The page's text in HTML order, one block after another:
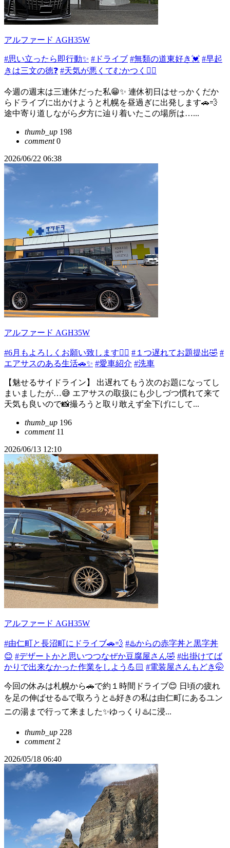
アルファード AGH35W
#思い立ったら即行動✨ #ドライブ #無類の道東好き💓 #早起
きは三文の徳❓ #天気が悪くてむかつく😮‍💨
今週の週末は三連休だった私😁✨ 連休初日はせっかくだか
らドライブに出かけようと札幌を昼過ぎに出発します🚗💨
途中寄り道しながら夕方に辿り着いたこの場所は…...
thumb_up 198
comment0
2026/06/22 06:38
アルファード AGH35W
#6月もよろしくお願い致します🙇‍♂️ #１つ遅れてお題提出🤣 #
エアサスのある生活🚗✨ #愛車紹介 #洗車
【魅せるサイドライン】 出遅れてもう次のお題になってし
まいましたが…😅 エアサスの取扱にも少しづつ慣れて来て
天気も良いので📸撮ろうと取り敢えず全下げにして...
thumb_up 196
comment11
2026/06/13 12:10
アルファード AGH35W
#由仁町と長沼町にドライブ🚗💨 #♨️からの赤字丼と黒字丼
😊 #デザートかと思いつつなぜか豆腐屋さん🤣 #出掛けてば
かりで出来なかった作業をしよう💪🏻 #電装屋さんもどき🤭
今回の休みは札幌から🚗で約１時間ドライブ😊 日頃の疲れ
を足の伸ばせる♨️で取ろうと♨️好きの私は由仁町にあるユン
ニの湯まで行って来ました✨ゆっくり♨️に浸...
thumb_up 228
comment2
2026/05/18 06:40